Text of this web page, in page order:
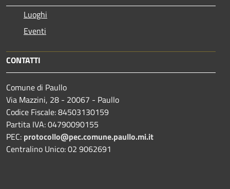
Luoghi
Eventi
CONTATTI
Comune di Paullo
Via Mazzini, 28 - 20067 - Paullo
Codice Fiscale: 84503130159
Partita IVA: 04790090155
PEC: protocollo@pec.comune.paullo.mi.it
Centralino Unico: 02 9062691